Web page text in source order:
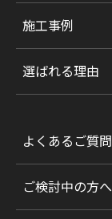
施工事例
選ばれる理由
よくあるご質問
ご検討中の方へ